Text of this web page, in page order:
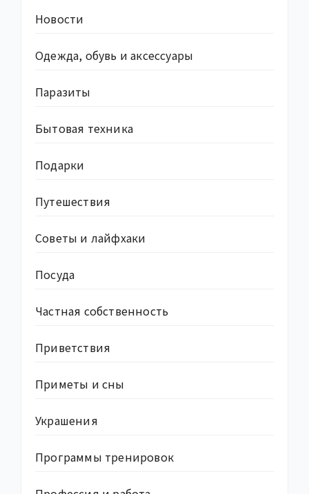
Новости
Одежда, обувь и аксессуары
Паразиты
Бытовая техника
Подарки
Путешествия
Советы и лайфхаки
Посуда
Частная собственность
Приветствия
Приметы и сны
Украшения
Программы тренировок